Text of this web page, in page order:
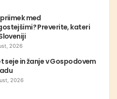
med
Preverite, kateri
2026
seje in žanje v Gospodovem
2026